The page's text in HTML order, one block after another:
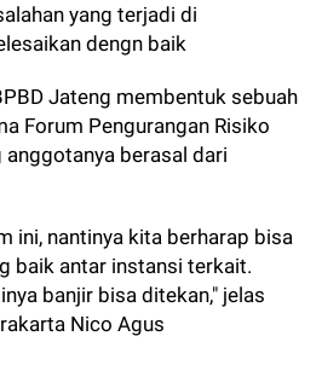
yang terjadi di
dengn baik
Jateng membentuk sebuah
Forum Pengurangan Risiko
anggotanya berasal dari
ini, nantinya kita berharap bisa
baik antar instansi terkait.
banjir bisa ditekan," jelas
Nico Agus